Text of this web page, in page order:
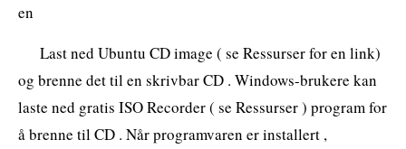
en
Last ned Ubuntu CD image ( se Ressurser for en link)
og brenne det til en skrivbar CD . Windows-brukere kan
laste ned gratis ISO Recorder ( se Ressurser ) program for
å brenne til CD . Når programvaren er installert ,